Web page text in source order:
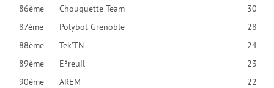
86ème
Chouquette Team
30
87ème
Polybot Grenoble
28
88ème
Tek’TN
24
89ème
E³reuil
23
90ème
AREM
22